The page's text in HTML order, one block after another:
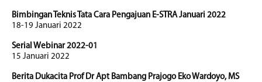
Bimbingan Teknis Tata Cara Pengajuan E-STRA Januari 2022
18-19 Januari 2022
Serial Webinar 2022-01
15 Januari 2022
Berita Dukacita Prof Dr Apt Bambang Prajogo Eko Wardoyo, MS